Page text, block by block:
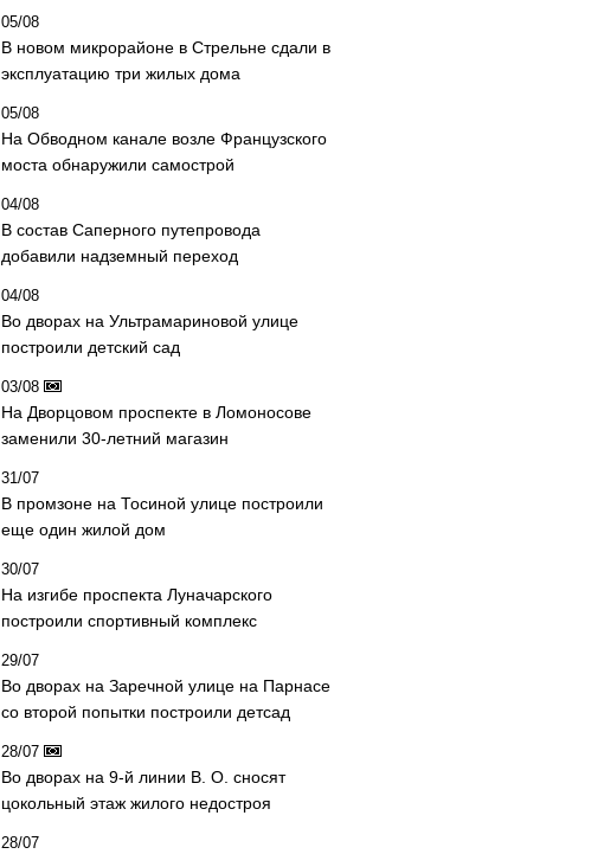
05/08
В новом микрорайоне в Стрельне сдали в
эксплуатацию три жилых дома
05/08
На Обводном канале возле Французского
моста обнаружили самострой
04/08
В состав Саперного путепровода
добавили надземный переход
04/08
Во дворах на Ультрамариновой улице
построили детский сад
03/08
На Дворцовом проспекте в Ломоносове
заменили 30-летний магазин
31/07
В промзоне на Тосиной улице построили
еще один жилой дом
30/07
На изгибе проспекта Луначарского
построили спортивный комплекс
29/07
Во дворах на Заречной улице на Парнасе
со второй попытки построили детсад
28/07
Во дворах на 9-й линии В. О. сносят
цокольный этаж жилого недостроя
28/07